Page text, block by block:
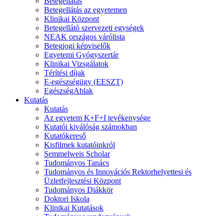
Betegellátás az egyetemen
Klinikai Központ
Betegellátó szervezeti egységek
NEAK országos várólista
Betegjogi képviselők
Egyetemi Gyógyszertár
Klinikai Vizsgálatok
Térítési díjak
E-egészségügy (EESZT)
EgészségAblak
Kutatás
Kutatás
Az egyetem K+F+I tevékenysége
Kutatói kiválóság számokban
Kutatókereső
Kisfilmek kutatóinkról
Semmelweis Scholar
Tudományos Tanács
Tudományos és Innovációs Rektorhelyettesi és
Üzletfejlesztési Központ
Tudományos Diákkör
Doktori Iskola
Klinikai Kutatások